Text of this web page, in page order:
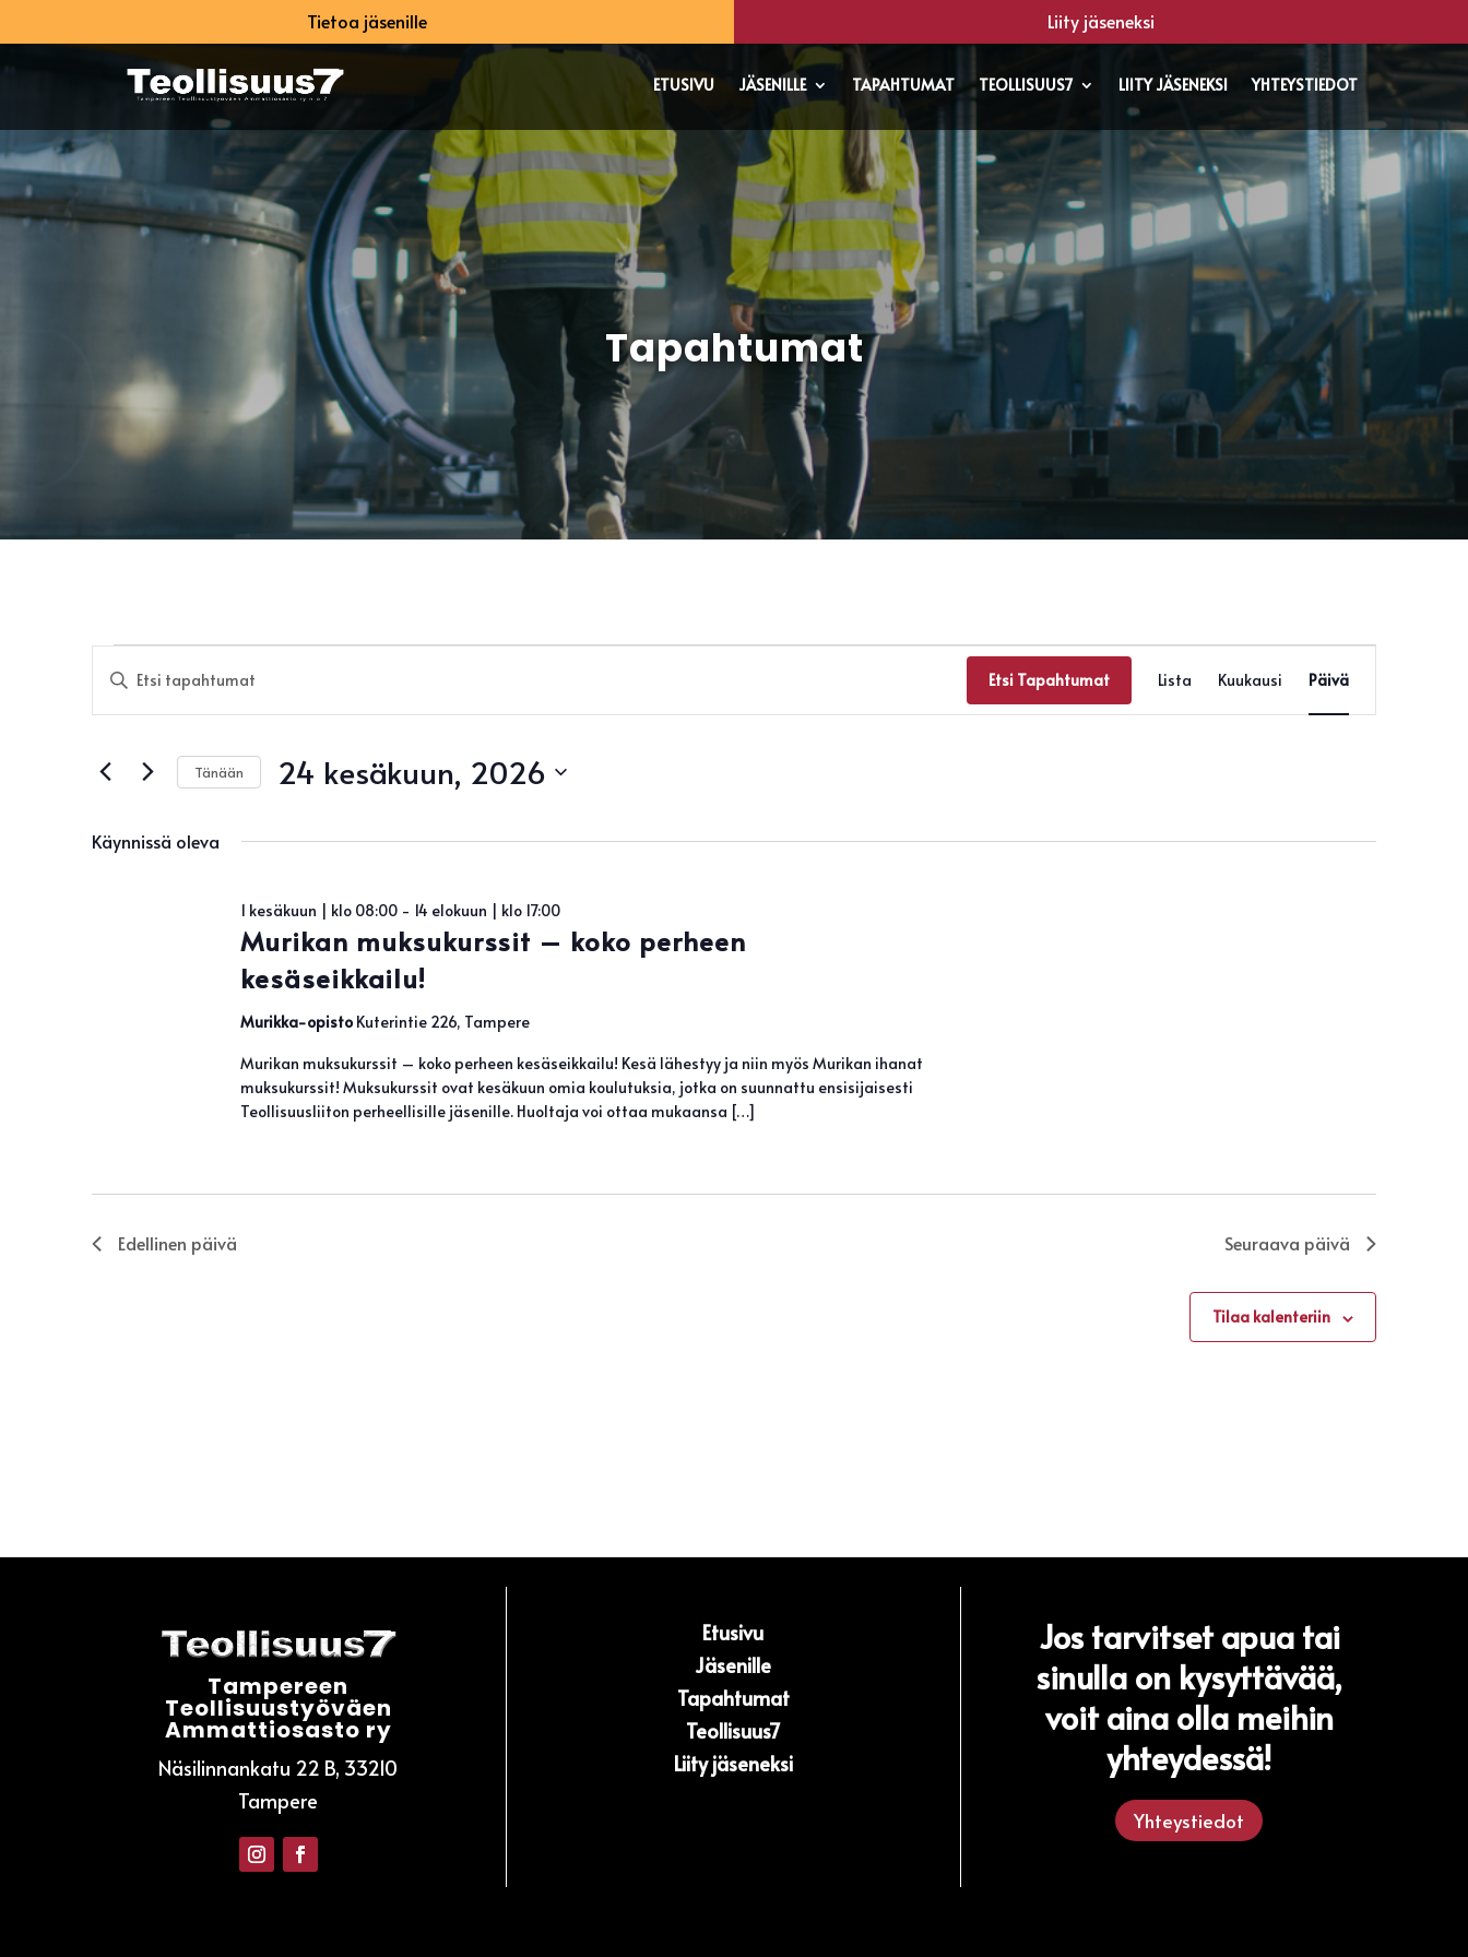
Tietoa jäsenille Liity jäseneksi
ETUSIVU JÄSENILLE TAPAHTUMAT TEOLLISUUS7 LIITY JÄSENEKSI YHTEYSTIEDOT
Tapahtumat
Tapahtumat
for
24
kesäkuun,
2026
Tapahtumat
Etsi
aja
Näkymät
navigointi
Syötä
hakusana.
Tapahtumat
Etsi Tapahtumat
Tapahtuma
Views
Navigation
Lista Kuukausi Päivä
Tänään 24 kesäkuun, 2026
päivä.
Käynnissä oleva
Murikan muksukurssit – koko perheen
kesäseikkailu!
1 kesäkuun | klo 08:00- 14 elokuun | klo 17:00
Murikka-opisto Kuterintie 226, Tampere
Murikan muksukurssit – koko perheen kesäseikkailu! Kesä lähestyy ja niin myös Murikan ihanat
muksukurssit! Muksukurssit ovat kesäkuun omia koulutuksia, jotka on suunnattu ensisijaisesti
Teollisuusliiton perheellisille jäsenille. Huoltaja voi ottaa mukaansa […]
Edellinen päivä Seuraava päivä
Tilaa kalenteriin
Tampereen
Teollisuustyöväen
Ammattiosasto ry
Näsilinnankatu 22 B, 33210
Tampere
Etusivu
Jäsenille
Tapahtumat
Teollisuus7
Liity jäseneksi
Jos tarvitset apua tai
sinulla on kysyttävää,
voit aina olla meihin
yhteydessä!
Yhteystiedot